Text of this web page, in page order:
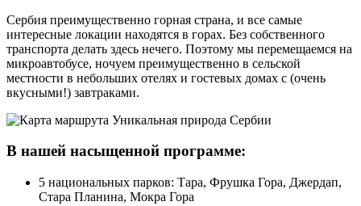
Сербия преимущественно горная страна, и все самые
интересные локации находятся в горах. Без собственного
транспорта делать здесь нечего. Поэтому мы перемещаемся на
микроавтобусе, ночуем преимущественно в сельской
местности в небольших отелях и гостевых домах с (очень
вкусными!) завтраками.
В нашей насыщенной программе:
5 национальных парков: Тара, Фрушка Гора, Джердап,
Стара Планина, Мокра Гора